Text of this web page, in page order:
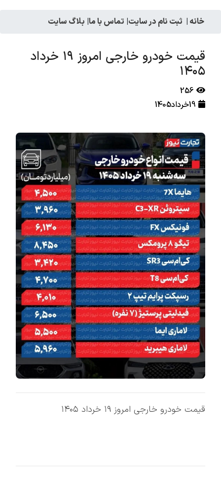
خانه | ثبت نام در سایت| تماس با ما| بلاگ سایت
قیمت خودرو خارجی امروز ۱۹ خرداد
۱۴۰۵
256
19خرداد1405
قیمت خودرو خارجی امروز ۱۹ خرداد ۱۴۰۵